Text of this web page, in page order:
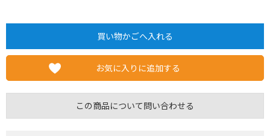
お気に入りに追加する
この商品について問い合わせる